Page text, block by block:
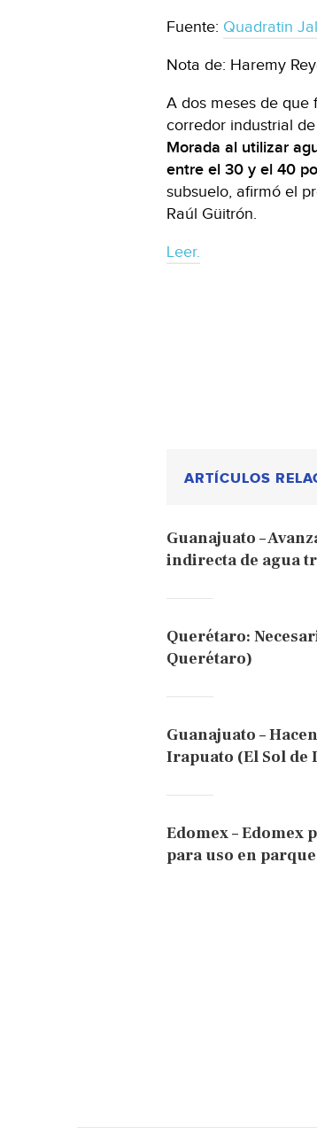
Fuente: Quadratin
Nota de: Haremy
A dos meses de que
corredor industrial
Morada al utilizar
entre el 30 y el 40
subsuelo, afirmó el
Raúl Güitrón.
Leer.
ARTÍCULOS
Guanajuato –
indirecta de agua
Querétaro:
Querétaro)
Guanajuato –
Irapuato (El Sol de
Edomex – Edomex
para uso en